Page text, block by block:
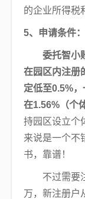
的企业所得税
5、申请条件：
委托智小
在园区内注册
定低至0.5%
在1.56%（个
持园区设立个
来说是一个不
书，靠谱！
不过需要注
万，新注册户